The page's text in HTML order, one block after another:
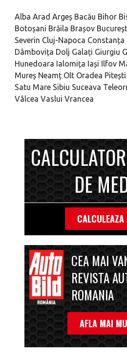
Alba Arad Argeș Bacău Bihor
Botoșani Brăila Brașov
Severin Cluj-Napoca Constanța
Dâmbovița Dolj Galați Giurgiu
Hunedoara Ialomița Iași Ilfov
Mureș Neamț Olt Oradea Pitești
Satu Mare Sibiu Suceava
Vâlcea Vaslui Vrancea
DE
CEA MAI
REVISTA
ROMANIA
AFLA MAI